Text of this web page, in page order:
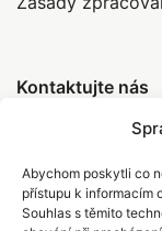
Abychom poskytli co
přístupu k informacím
Souhlas s těmito
Kontaktujte nás
+420 735 396